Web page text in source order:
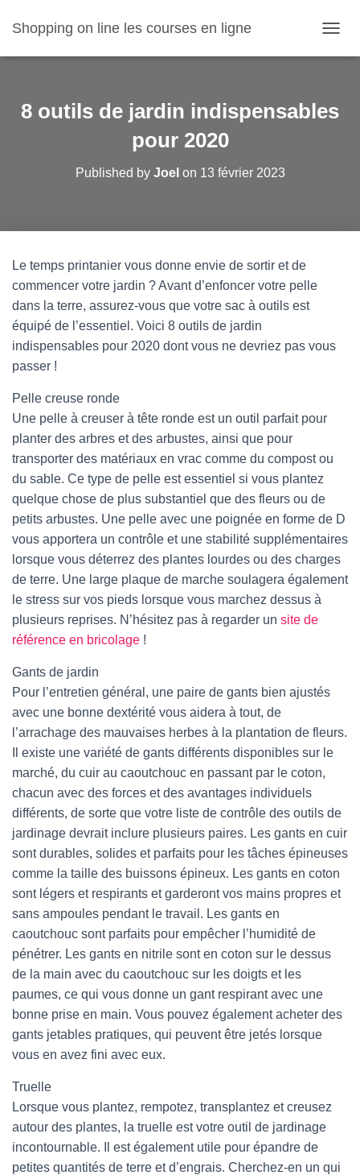
Shopping on line les courses en ligne
U
R
A
8 outils de jardin indispensables
pour 2020
Published by Joel on 13 février 2023
Le temps printanier vous donne envie de sortir et de
commencer votre jardin ? Avant d’enfoncer votre pelle
dans la terre, assurez-vous que votre sac à outils est
équipé de l’essentiel. Voici 8 outils de jardin
indispensables pour 2020 dont vous ne devriez pas vous
passer !
Pelle creuse ronde
Une pelle à creuser à tête ronde est un outil parfait pour
planter des arbres et des arbustes, ainsi que pour
transporter des matériaux en vrac comme du compost ou
du sable. Ce type de pelle est essentiel si vous plantez
quelque chose de plus substantiel que des fleurs ou de
petits arbustes. Une pelle avec une poignée en forme de D
vous apportera un contrôle et une stabilité supplémentaires
lorsque vous déterrez des plantes lourdes ou des charges
de terre. Une large plaque de marche soulagera également
le stress sur vos pieds lorsque vous marchez dessus à
plusieurs reprises. N’hésitez pas à regarder un site de
référence en bricolage !
Gants de jardin
Pour l’entretien général, une paire de gants bien ajustés
avec une bonne dextérité vous aidera à tout, de
l’arrachage des mauvaises herbes à la plantation de fleurs.
Il existe une variété de gants différents disponibles sur le
marché, du cuir au caoutchouc en passant par le coton,
chacun avec des forces et des avantages individuels
différents, de sorte que votre liste de contrôle des outils de
jardinage devrait inclure plusieurs paires. Les gants en cuir
sont durables, solides et parfaits pour les tâches épineuses
comme la taille des buissons épineux. Les gants en coton
sont légers et respirants et garderont vos mains propres et
sans ampoules pendant le travail. Les gants en
caoutchouc sont parfaits pour empêcher l’humidité de
pénétrer. Les gants en nitrile sont en coton sur le dessus
de la main avec du caoutchouc sur les doigts et les
paumes, ce qui vous donne un gant respirant avec une
bonne prise en main. Vous pouvez également acheter des
gants jetables pratiques, qui peuvent être jetés lorsque
vous en avez fini avec eux.
Truelle
Lorsque vous plantez, rempotez, transplantez et creusez
autour des plantes, la truelle est votre outil de jardinage
incontournable. Il est également utile pour épandre de
petites quantités de terre et d’engrais. Cherchez-en un qui